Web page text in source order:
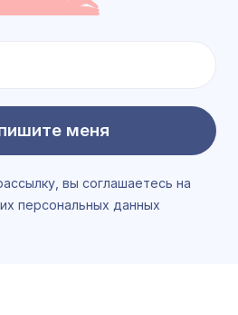
меня
вы соглашаетесь на
персональных данных